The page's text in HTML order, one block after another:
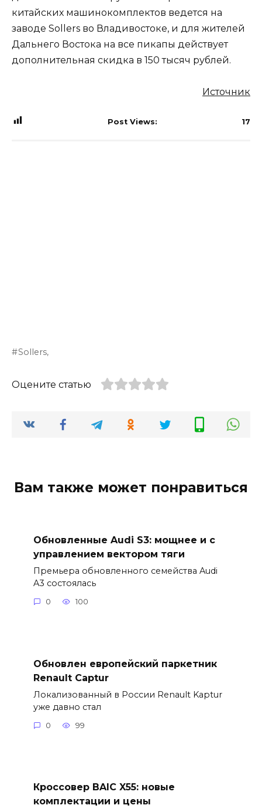
китайских машинокомплектов ведется на
заводе Sollers во Владивостоке, и для жителей
Дальнего Востока на все пикапы действует
дополнительная скидка в 150 тысяч рублей.
Источник
Post Views: 17
Sollers,
Оцените статью
Вам также может понравиться
Обновленные Audi S3: мощнее и с
управлением вектором тяги
Премьера обновленного семейства Audi
A3 состоялась
0 100
Обновлен европейский паркетник
Renault Captur
Локализованный в России Renault Kaptur
уже давно стал
0 99
Кроссовер BAIC X55: новые
комплектации и цены